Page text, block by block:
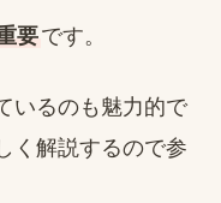
要です。
いるのも魅力的で
く解説するので参